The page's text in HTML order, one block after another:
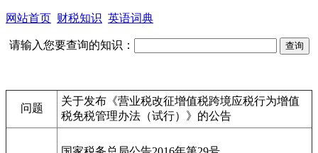
网站首页 财税知识 英语词典
请输入您要查询的知识：
问题
关于发布《营业税改征增值税跨境应税行为增值
税免税管理办法（试行）》的公告